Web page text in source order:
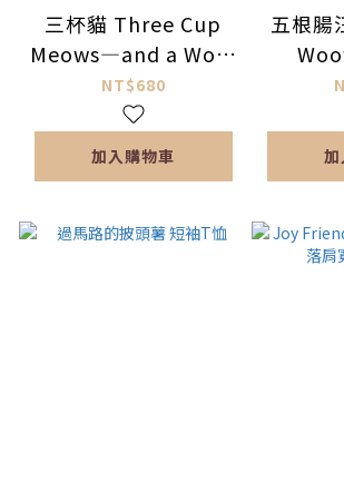
三杯貓 Three Cup
Meows—and a Woof
短袖T恤
NT$680
加入購物車
五根腸汪 5AM